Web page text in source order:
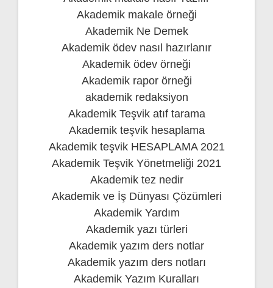
Akademik makale örneği
Akademik Ne Demek
Akademik ödev nasıl hazırlanır
Akademik ödev örneği
Akademik rapor örneği
akademik redaksiyon
Akademik Teşvik atıf tarama
Akademik teşvik hesaplama
Akademik teşvik HESAPLAMA 2021
Akademik Teşvik Yönetmeliği 2021
Akademik tez nedir
Akademik ve İş Dünyası Çözümleri
Akademik Yardım
Akademik yazı türleri
Akademik yazım ders notlar
Akademik yazım ders notları
Akademik Yazım Kuralları